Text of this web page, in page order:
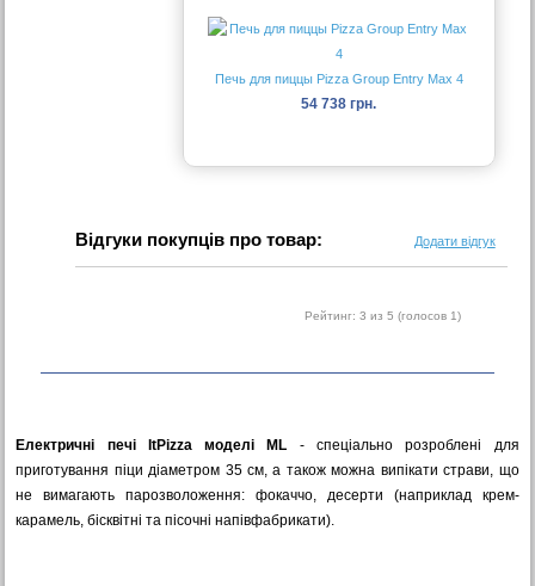
Печь для пиццы Pizza Group Entry Max 4
54 738 грн.
Відгуки покупців про товар: Додати відгук
Рейтинг: 3 из 5 (голосов 1)
Електричні печі ItPizza моделі ML - спеціально розроблені для
приготування піци діаметром 35 см, а також можна випікати страви, що
не вимагають парозволоження: фокаччо, десерти (наприклад крем-
карамель, бісквітні та пісочні напівфабрикати).